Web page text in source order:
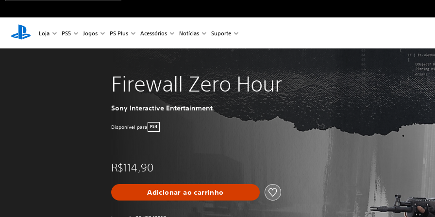
Loja PS5 Jogos PS Plus Acessórios Notícias Suporte
Firewall Zero Hour
Sony Interactive Entertainment
Disponível para PS4
R$114,90
Adicionar ao carrinho